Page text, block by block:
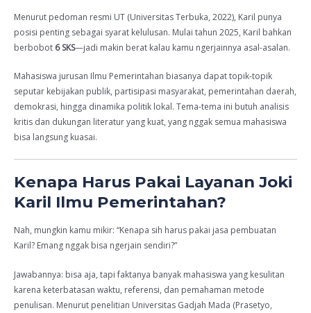
Menurut pedoman resmi UT (Universitas Terbuka, 2022), Karil punya
posisi penting sebagai syarat kelulusan. Mulai tahun 2025, Karil bahkan
berbobot 6 SKS—jadi makin berat kalau kamu ngerjainnya asal-asalan.
Mahasiswa jurusan Ilmu Pemerintahan biasanya dapat topik-topik
seputar kebijakan publik, partisipasi masyarakat, pemerintahan daerah,
demokrasi, hingga dinamika politik lokal. Tema-tema ini butuh analisis
kritis dan dukungan literatur yang kuat, yang nggak semua mahasiswa
bisa langsung kuasai.
Kenapa Harus Pakai Layanan Joki
Karil Ilmu Pemerintahan?
Nah, mungkin kamu mikir: “Kenapa sih harus pakai jasa pembuatan
Karil? Emang nggak bisa ngerjain sendiri?”
Jawabannya: bisa aja, tapi faktanya banyak mahasiswa yang kesulitan
karena keterbatasan waktu, referensi, dan pemahaman metode
penulisan. Menurut penelitian Universitas Gadjah Mada (Prasetyo,